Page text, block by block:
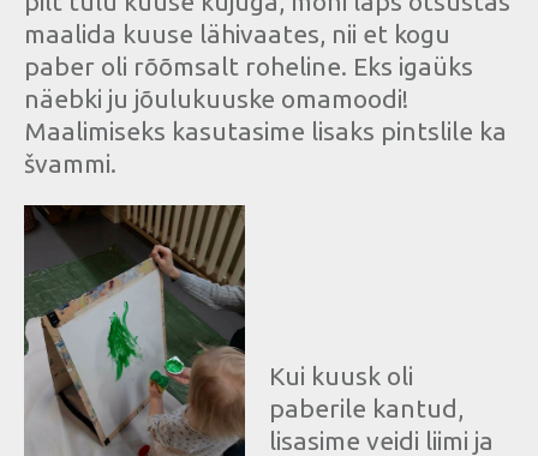
maalida kuuse lähivaates, nii et kogu
paber oli rõõmsalt roheline. Eks igaüks
näebki ju jõulukuuske omamoodi!
Maalimiseks kasutasime lisaks pintslile ka
švammi.
Kui kuusk oli
paberile kantud,
lisasime veidi liimi ja